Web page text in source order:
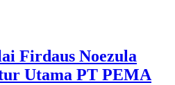
Firdaus Noezula
Utama PT PEMA